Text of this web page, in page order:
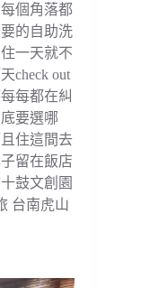
個角落都
的自助洗
一天就不
check out
每都在糾
要選哪
住這間去
留在飯店
鼓文創園
台南虎山